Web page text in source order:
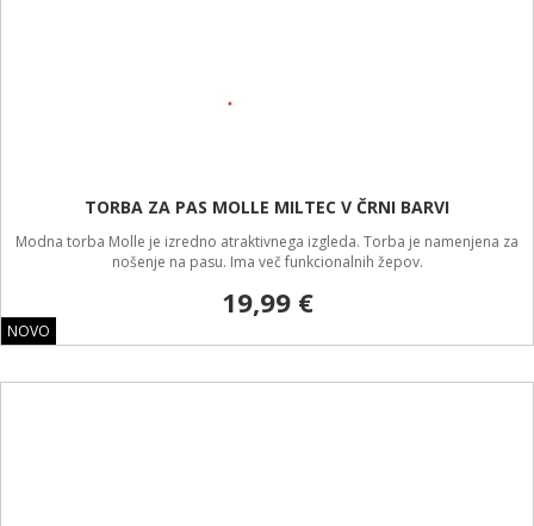
NOVO
TORBA ZA PAS MOLLE MILTEC V ČRNI BARVI
Modna torba Molle je izredno atraktivnega izgleda. Torba je namenjena za
nošenje na pasu. Ima več funkcionalnih žepov.
19,99 €